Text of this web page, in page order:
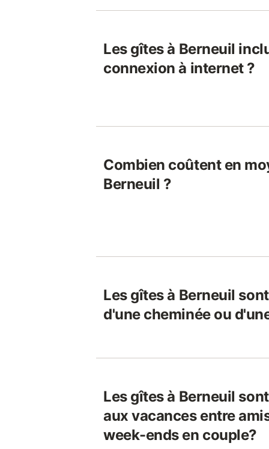
Les gîtes à Berneuil
connexion à internet ?
Combien coûtent en
Berneuil ?
Les gîtes à Berneuil
d'une cheminée ou
Les gîtes à Berneuil
aux vacances entre
week-ends en couple?